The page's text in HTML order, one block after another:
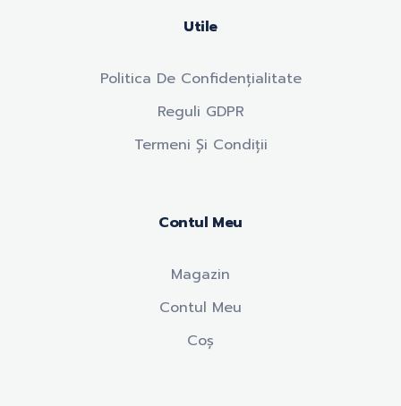
Utile
Politica De Confidențialitate
Reguli GDPR
Termeni Și Condiții
Contul Meu
Magazin
Contul Meu
Coș